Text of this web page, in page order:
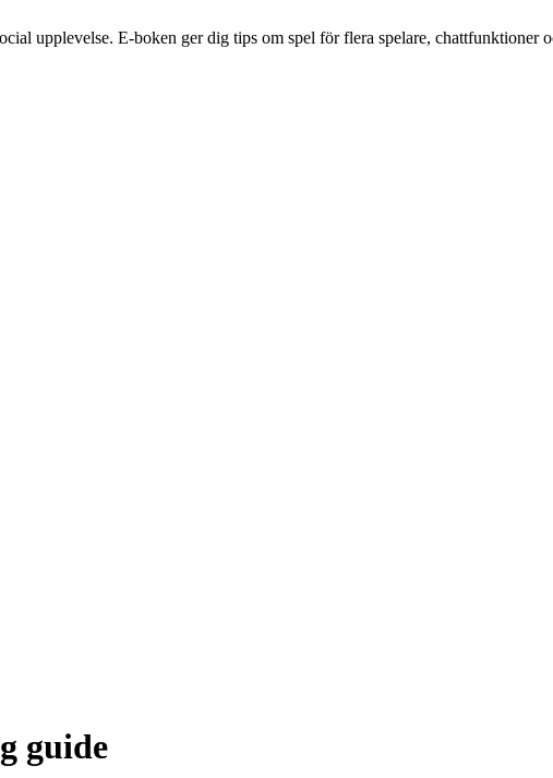
upplevelse. E-boken ger dig tips om spel för flera spelare, chattfunktioner
guide